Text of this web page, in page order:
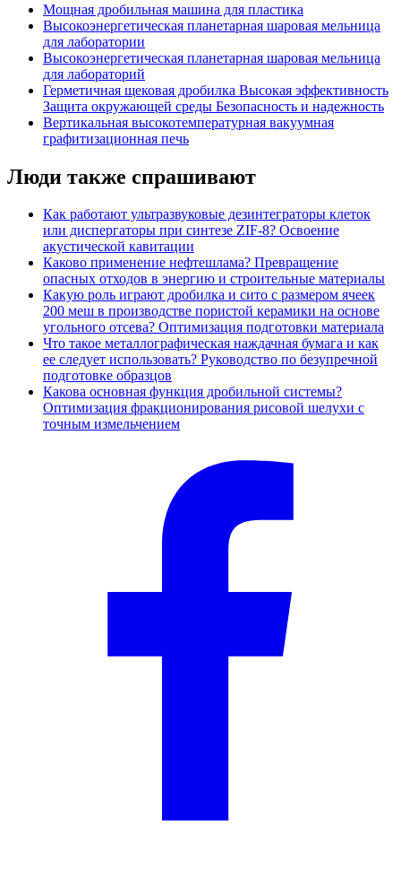
Мощная дробильная машина для пластика
Высокоэнергетическая планетарная шаровая мельница
для лаборатории
Высокоэнергетическая планетарная шаровая мельница
для лабораторий
Герметичная щековая дробилка Высокая эффективность
Защита окружающей среды Безопасность и надежность
Вертикальная высокотемпературная вакуумная
графитизационная печь
Люди также спрашивают
Как работают ультразвуковые дезинтеграторы клеток
или диспергаторы при синтезе ZIF-8? Освоение
акустической кавитации
Каково применение нефтешлама? Превращение
опасных отходов в энергию и строительные материалы
Какую роль играют дробилка и сито с размером ячеек
200 меш в производстве пористой керамики на основе
угольного отсева? Оптимизация подготовки материала
Что такое металлографическая наждачная бумага и как
ее следует использовать? Руководство по безупречной
подготовке образцов
Какова основная функция дробильной системы?
Оптимизация фракционирования рисовой шелухи с
точным измельчением